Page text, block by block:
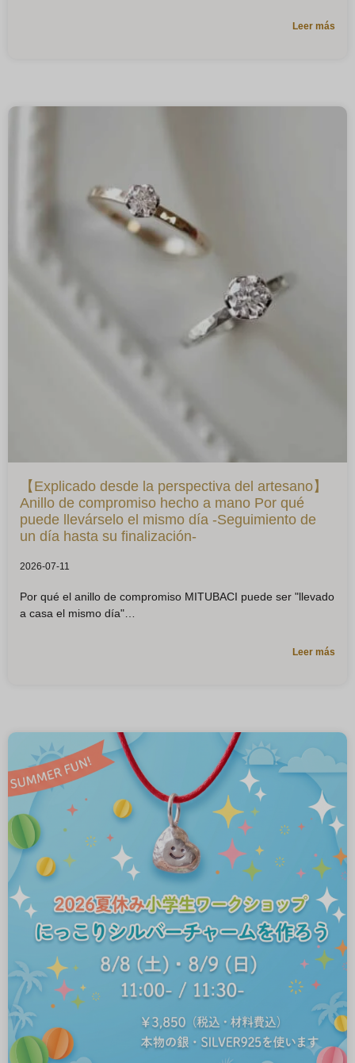
Leer más
【Explicado desde la perspectiva del artesano】
Anillo de compromiso hecho a mano Por qué
puede llevárselo el mismo día -Seguimiento de
un día hasta su finalización-
2026-07-11
Por qué el anillo de compromiso MITUBACI puede ser "llevado
a casa el mismo día"
Leer más